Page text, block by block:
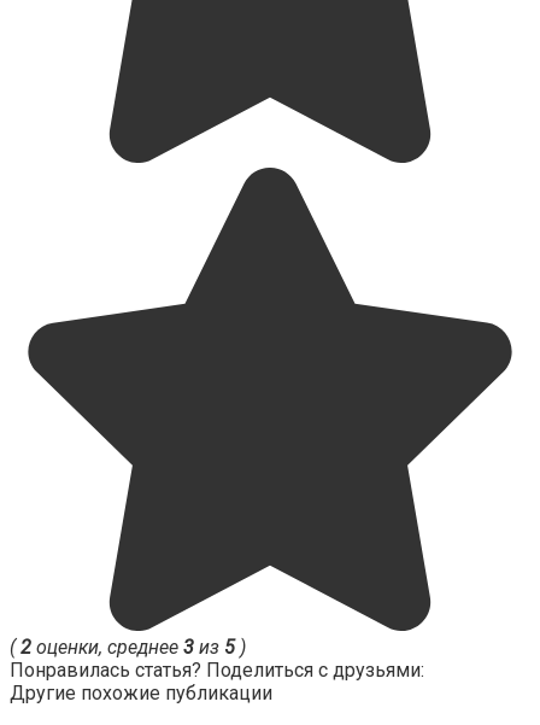
(2 оценки, среднее 3 из 5)
Понравилась статья? Поделиться с друзьями:
Другие похожие публикации